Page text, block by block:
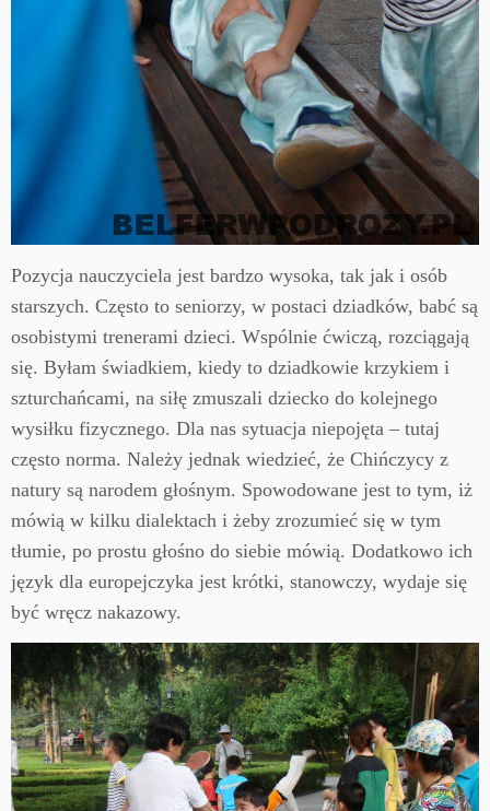
Pozycja nauczyciela jest bardzo wysoka, tak jak i osób
starszych. Często to seniorzy, w postaci dziadków, babć są
osobistymi trenerami dzieci. Wspólnie ćwiczą, rozciągają
się. Byłam świadkiem, kiedy to dziadkowie krzykiem i
szturchańcami, na siłę zmuszali dziecko do kolejnego
wysiłku fizycznego. Dla nas sytuacja niepojęta – tutaj
często norma. Należy jednak wiedzieć, że Chińczycy z
natury są narodem głośnym. Spowodowane jest to tym, iż
mówią w kilku dialektach i żeby zrozumieć się w tym
tłumie, po prostu głośno do siebie mówią. Dodatkowo ich
język dla europejczyka jest krótki, stanowczy, wydaje się
być wręcz nakazowy.